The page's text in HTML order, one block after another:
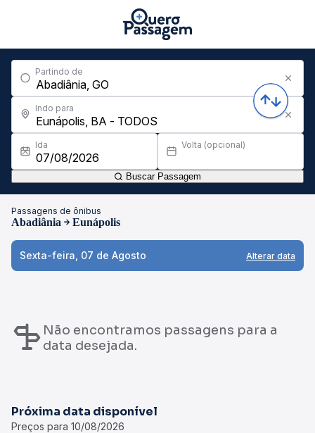
Partindo de
Indo para
Ida Volta (opcional)
Buscar Passagem
Passagens de ônibus
Abadiânia Eunápolis
Sexta-feira, 07 de Agosto Alterar data
Não encontramos passagens para a
data desejada.
Próxima data disponível
Preços para 10/08/2026